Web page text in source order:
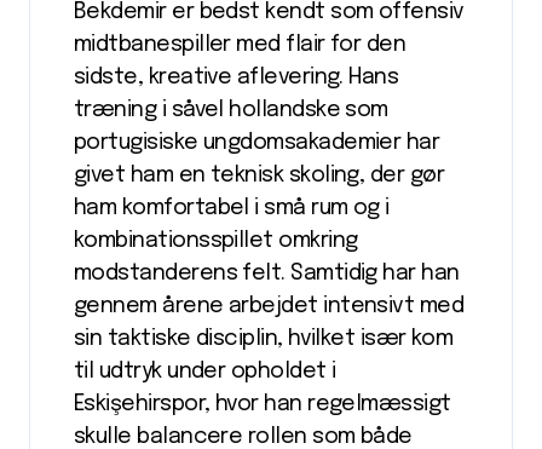
Bekdemir er bedst kendt som offensiv
midtbanespiller med flair for den
sidste, kreative aflevering. Hans
træning i såvel hollandske som
portugisiske ungdomsakademier har
givet ham en teknisk skoling, der gør
ham komfortabel i små rum og i
kombinationsspillet omkring
modstanderens felt. Samtidig har han
gennem årene arbejdet intensivt med
sin taktiske disciplin, hvilket især kom
til udtryk under opholdet i
Eskişehirspor, hvor han regelmæssigt
skulle balancere rollen som både